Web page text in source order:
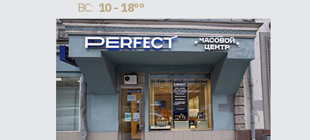
ВС: 10 - 18ºº